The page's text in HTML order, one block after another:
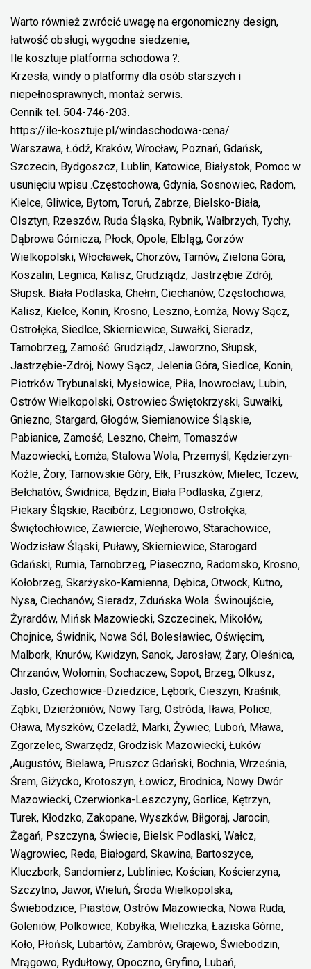
Warto również zwrócić uwagę na ergonomiczny design,
łatwość obsługi, wygodne siedzenie,
Ile kosztuje platforma schodowa ?:
Krzesła, windy o platformy dla osób starszych i
niepełnosprawnych, montaż serwis.
Cennik tel. 504-746-203.
https://ile-kosztuje.pl/windaschodowa-cena/
Warszawa, Łódź, Kraków, Wrocław, Poznań, Gdańsk,
Szczecin, Bydgoszcz, Lublin, Katowice, Białystok, Pomoc w
usunięciu wpisu .Częstochowa, Gdynia, Sosnowiec, Radom,
Kielce, Gliwice, Bytom, Toruń, Zabrze, Bielsko-Biała,
Olsztyn, Rzeszów, Ruda Śląska, Rybnik, Wałbrzych, Tychy,
Dąbrowa Górnicza, Płock, Opole, Elbląg, Gorzów
Wielkopolski, Włocławek, Chorzów, Tarnów, Zielona Góra,
Koszalin, Legnica, Kalisz, Grudziądz, Jastrzębie Zdrój,
Słupsk. Biała Podlaska, Chełm, Ciechanów, Częstochowa,
Kalisz, Kielce, Konin, Krosno, Leszno, Łomża, Nowy Sącz,
Ostrołęka, Siedlce, Skierniewice, Suwałki, Sieradz,
Tarnobrzeg, Zamość. Grudziądz, Jaworzno, Słupsk,
Jastrzębie-Zdrój, Nowy Sącz, Jelenia Góra, Siedlce, Konin,
Piotrków Trybunalski, Mysłowice, Piła, Inowrocław, Lubin,
Ostrów Wielkopolski, Ostrowiec Świętokrzyski, Suwałki,
Gniezno, Stargard, Głogów, Siemianowice Śląskie,
Pabianice, Zamość, Leszno, Chełm, Tomaszów
Mazowiecki, Łomża, Stalowa Wola, Przemyśl, Kędzierzyn-
Koźle, Żory, Tarnowskie Góry, Ełk, Pruszków, Mielec, Tczew,
Bełchatów, Świdnica, Będzin, Biała Podlaska, Zgierz,
Piekary Śląskie, Racibórz, Legionowo, Ostrołęka,
Świętochłowice, Zawiercie, Wejherowo, Starachowice,
Wodzisław Śląski, Puławy, Skierniewice, Starogard
Gdański, Rumia, Tarnobrzeg, Piaseczno, Radomsko, Krosno,
Kołobrzeg, Skarżysko-Kamienna, Dębica, Otwock, Kutno,
Nysa, Ciechanów, Sieradz, Zduńska Wola. Świnoujście,
Żyrardów, Mińsk Mazowiecki, Szczecinek, Mikołów,
Chojnice, Świdnik, Nowa Sól, Bolesławiec, Oświęcim,
Malbork, Knurów, Kwidzyn, Sanok, Jarosław, Żary, Oleśnica,
Chrzanów, Wołomin, Sochaczew, Sopot, Brzeg, Olkusz,
Jasło, Czechowice-Dziedzice, Lębork, Cieszyn, Kraśnik,
Ząbki, Dzierżoniów, Nowy Targ, Ostróda, Iława, Police,
Oława, Myszków, Czeladź, Marki, Żywiec, Luboń, Mława,
Zgorzelec, Swarzędz, Grodzisk Mazowiecki, Łuków
,Augustów, Bielawa, Pruszcz Gdański, Bochnia, Września,
Śrem, Giżycko, Krotoszyn, Łowicz, Brodnica, Nowy Dwór
Mazowiecki, Czerwionka-Leszczyny, Gorlice, Kętrzyn,
Turek, Kłodzko, Zakopane, Wyszków, Biłgoraj, Jarocin,
Żagań, Pszczyna, Świecie, Bielsk Podlaski, Wałcz,
Wągrowiec, Reda, Białogard, Skawina, Bartoszyce,
Kluczbork, Sandomierz, Lubliniec, Kościan, Kościerzyna,
Szczytno, Jawor, Wieluń, Środa Wielkopolska,
Świebodzice, Piastów, Ostrów Mazowiecka, Nowa Ruda,
Goleniów, Polkowice, Kobyłka, Wieliczka, Łaziska Górne,
Koło, Płońsk, Lubartów, Zambrów, Grajewo, Świebodzin,
Mrągowo, Rydułtowy, Opoczno, Gryfino, Lubań,